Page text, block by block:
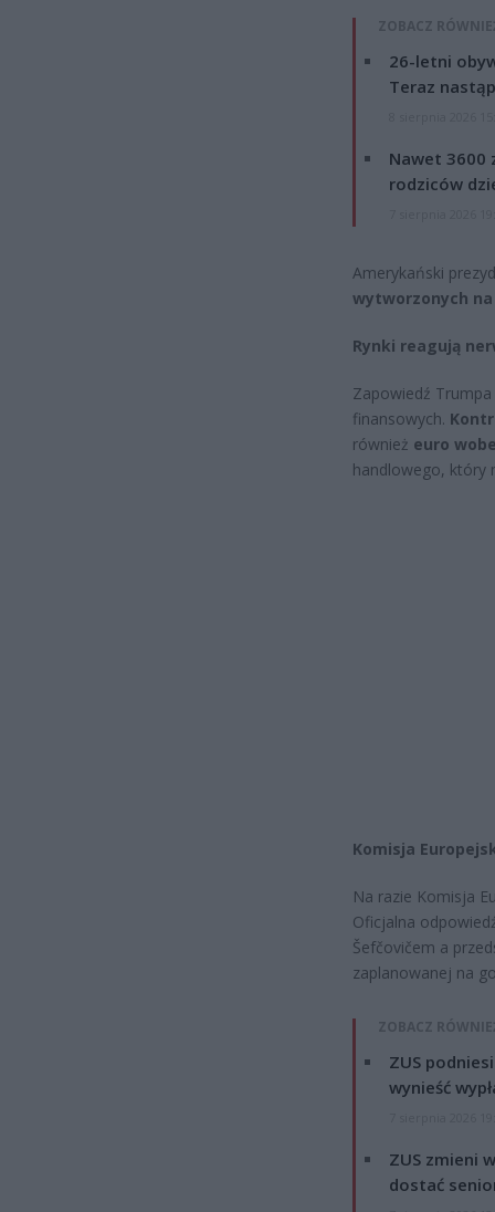
ZOBACZ
26-letni
Teraz
Nawet 3600
rodziców
Amerykański
wytworzonych
Rynki reagują
Zapowiedź
finansowych.
również euro
handlowego, który
Komisja
Na razie Komisja
Oficjalna
Šefčovičem a
zaplanowanej na
ZOBACZ
ZUS
wynieść
ZUS zmieni
dostać